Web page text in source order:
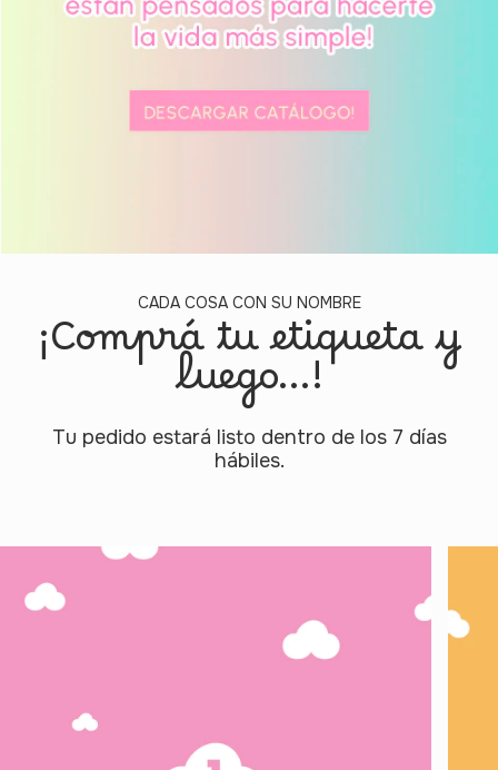
CADA COSA CON SU NOMBRE
¡Comprá tu etiqueta y
luego...!
Tu pedido estará listo dentro de los 7 días
hábiles.